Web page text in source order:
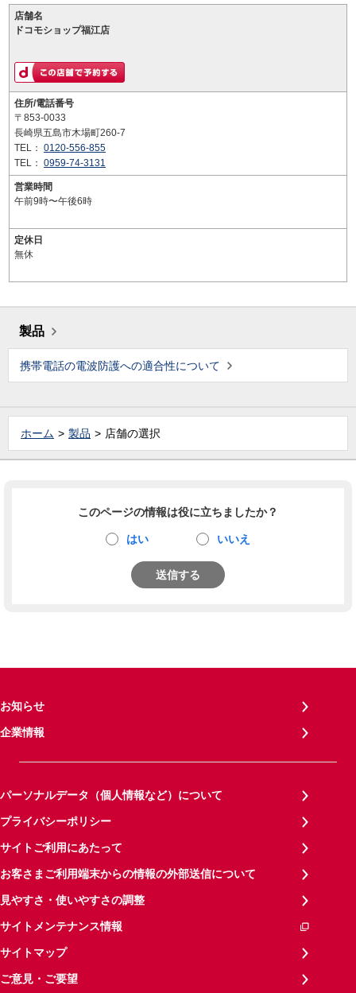
店舗名
ドコモショップ福江店
住所/電話番号
〒853-0033
長崎県五島市木場町260-7
TEL： 0120-556-855
TEL： 0959-74-3131
営業時間
午前9時〜午後6時
定休日
無休
製品
携帯電話の電波防護への適合性について
ホーム 製品 店舗の選択
このページの情報は役に立ちましたか？
はい いいえ
送信する
お知らせ
企業情報
パーソナルデータ（個人情報など）について
プライバシーポリシー
サイトご利用にあたって
お客さまご利用端末からの情報の外部送信について
見やすさ・使いやすさの調整
サイトメンテナンス情報
サイトマップ
ご意見・ご要望